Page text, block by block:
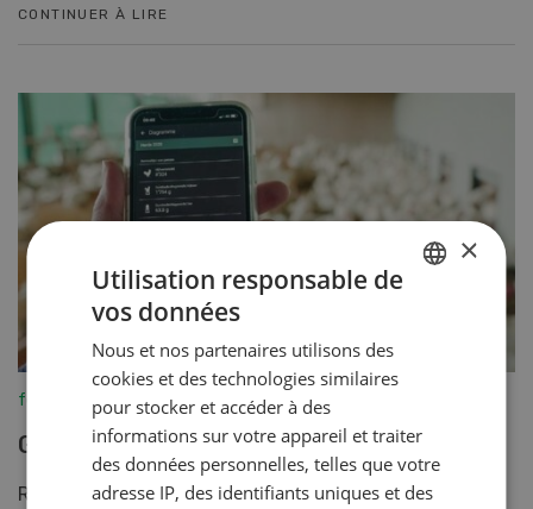
CONTINUER À LIRE
fenaco-LANDI
Gérer les volailles avec un smartphone
Relever des données, c’est une chose. Les exploiter et
×
Utilisation responsable de
vos données
Nous et nos partenaires utilisons des
cookies et des technologies similaires
pour stocker et accéder à des
informations sur votre appareil et traiter
des données personnelles, telles que votre
adresse IP, des identifiants uniques et des